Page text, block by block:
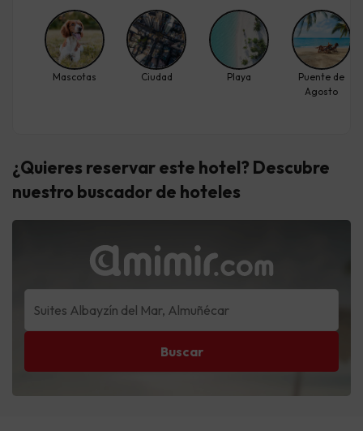
Mascotas Ciudad Playa
Puente de
Agosto
¿Quieres reservar este hotel? Descubre
nuestro buscador de hoteles
Buscar